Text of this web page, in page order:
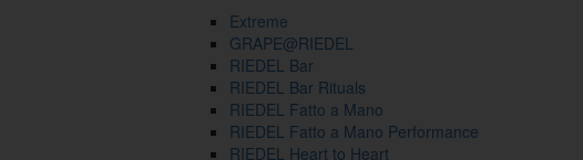
Extreme
GRAPE@RIEDEL
RIEDEL Bar
RIEDEL Bar Rituals
RIEDEL Fatto a Mano
RIEDEL Fatto a Mano Performance
RIEDEL Heart to Heart